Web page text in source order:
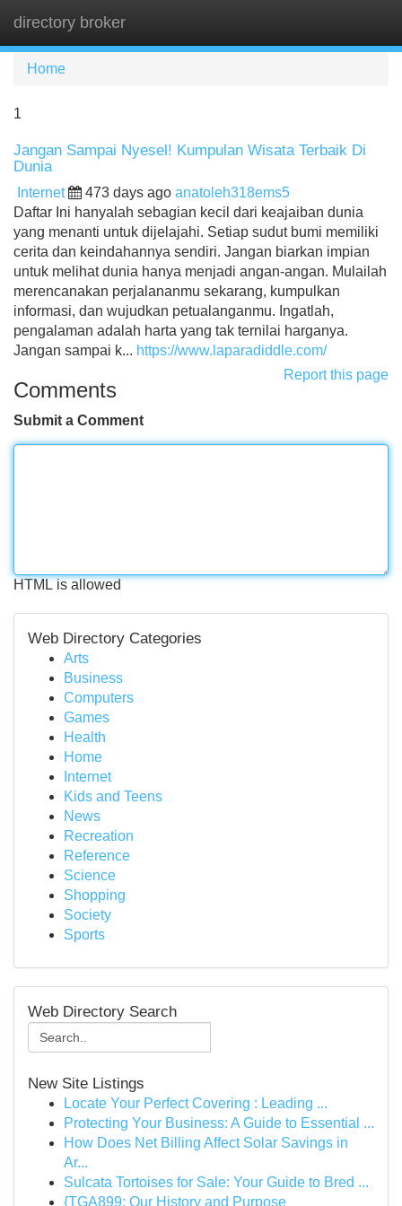
directory broker
Home
1
Jangan Sampai Nyesel! Kumpulan Wisata Terbaik Di
Dunia
Internet 473 days ago anatoleh318ems5
Daftar Ini hanyalah sebagian kecil dari keajaiban dunia
yang menanti untuk dijelajahi. Setiap sudut bumi memiliki
cerita dan keindahannya sendiri. Jangan biarkan impian
untuk melihat dunia hanya menjadi angan-angan. Mulailah
merencanakan perjalananmu sekarang, kumpulkan
informasi, dan wujudkan petualanganmu. Ingatlah,
pengalaman adalah harta yang tak ternilai harganya.
Jangan sampai k... https://www.laparadiddle.com/
Report this page
Comments
Submit a Comment
HTML is allowed
Web Directory Categories
Arts
Business
Computers
Games
Health
Home
Internet
Kids and Teens
News
Recreation
Reference
Science
Shopping
Society
Sports
Web Directory Search
New Site Listings
Locate Your Perfect Covering : Leading ...
Protecting Your Business: A Guide to Essential ...
How Does Net Billing Affect Solar Savings in
Ar...
Sulcata Tortoises for Sale: Your Guide to Bred ...
{TGA899: Our History and Purpose